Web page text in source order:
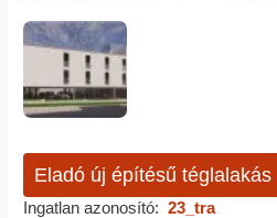
Eladó új építésű téglalakás
Ingatlan azonosító: 23_tra